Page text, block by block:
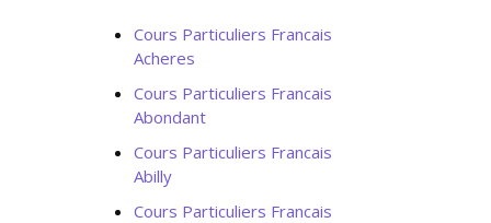
Cours Particuliers Francais
Acheres
Cours Particuliers Francais
Abondant
Cours Particuliers Francais
Abilly
Cours Particuliers Francais